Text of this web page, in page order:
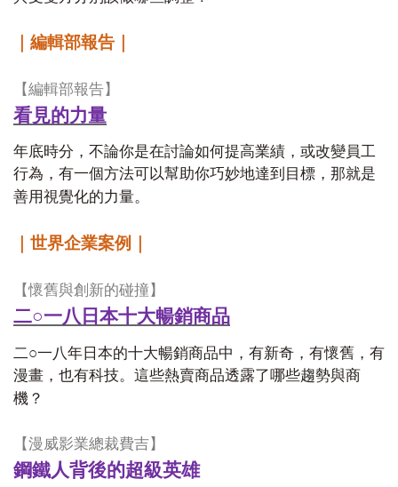
｜編輯部報告｜
【編輯部報告】
看見的力量
年底時分，不論你是在討論如何提高業績，或改變員工
行為，有一個方法可以幫助你巧妙地達到目標，那就是
善用視覺化的力量。
｜世界企業案例｜
【懷舊與創新的碰撞】
二○一八日本十大暢銷商品
二○一八年日本的十大暢銷商品中，有新奇，有懷舊，有
漫畫，也有科技。這些熱賣商品透露了哪些趨勢與商
機？
【漫威影業總裁費吉】
鋼鐵人背後的超級英雄